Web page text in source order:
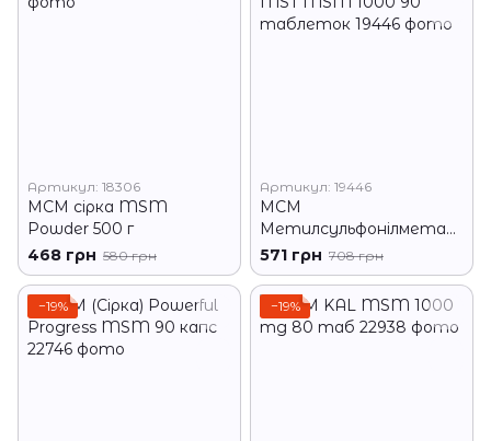
Артикул: 18306
МСМ сірка MSM
Powder 500 г
468 грн 580 грн
Артикул: 19446
МСМ
Метилсульфонілметан
MST MSM 1000 90
таблеток
571 грн 708 грн
−19% −19%